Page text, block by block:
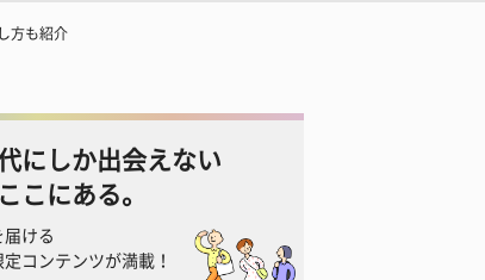
方も紹介
にしか出会えない
こにある。
届ける
コンテンツが満載！